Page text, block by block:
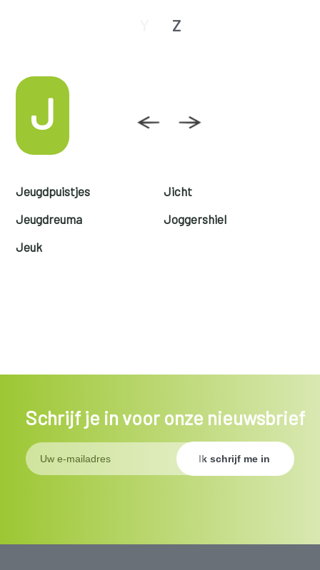
Z
J
Jeugdpuistjes
Jeugdreuma
Jeuk
Jicht
Joggershiel
Schrijf je in voor onze nieuwsbrief